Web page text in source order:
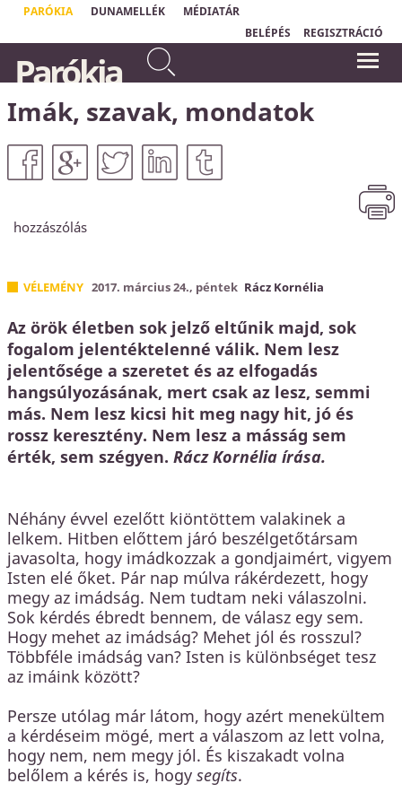
PARÓKIA DUNAMELLÉK
MÉDIATÁR
BELÉPÉS
REGISZTRÁCIÓ
gonoszságaikkal szemben, és
bűneikről nem emlékezem meg
Zsidók 8,12
most már megbeszélhetjük, hogy mik a
bűneim."
Horváth Levente
Parókia
Imák, szavak, mondatok
hozzászólás
VÉLEMÉNY 2017. március 24., péntek Rácz Kornélia
Az örök életben sok jelző eltűnik majd, sok
fogalom jelentéktelenné válik. Nem lesz
jelentősége a szeretet és az elfogadás
hangsúlyozásának, mert csak az lesz, semmi
más. Nem lesz kicsi hit meg nagy hit, jó és
rossz keresztény. Nem lesz a másság sem
érték, sem szégyen. Rácz Kornélia írása.
Néhány évvel ezelőtt kiöntöttem valakinek a
lelkem. Hitben előttem járó beszélgetőtársam
javasolta, hogy imádkozzak a gondjaimért, vigyem
Isten elé őket. Pár nap múlva rákérdezett, hogy
megy az imádság. Nem tudtam neki válaszolni.
Sok kérdés ébredt bennem, de válasz egy sem.
Hogy mehet az imádság? Mehet jól és rosszul?
Többféle imádság van? Isten is különbséget tesz
az imáink között?
Persze utólag már látom, hogy azért menekültem
a kérdéseim mögé, mert a válaszom az lett volna,
hogy nem, nem megy jól. És kiszakadt volna
belőlem a kérés is, hogy segíts.